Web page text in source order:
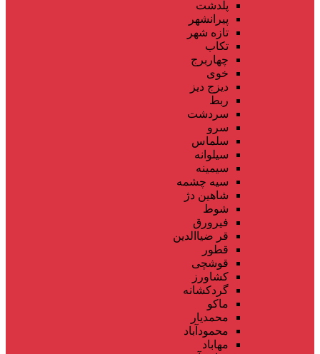
پلدشت
پیرانشهر
تازه شهر
تکاب
چهاربرج
خوی
دیزج دیز
ربط
سردشت
سرو
سلماس
سیلوانه
سیمینه
سیه چشمه
شاهین دژ
شوط
فیرورق
قر ضیاالدین
قطور
قوشچی
کشاورز
گردکشانه
ماکو
محمدیار
محمودآباد
مهاباد